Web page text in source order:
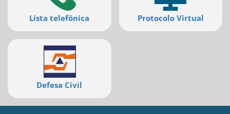
Lista telefônica Protocolo Virtual
Defesa Civil